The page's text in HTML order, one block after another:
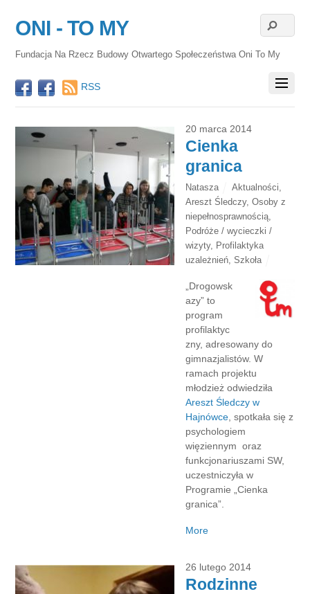
ONI - TO MY
Fundacja Na Rzecz Budowy Otwartego Społeczeństwa Oni To My
RSS
20 marca 2014
Cienka
granica
Natasza Aktualności
Areszt Śledczy,Osoby z
niepełnosprawnością
Podróże / wycieczki /
wizyty, Profilaktyka
uzależnień ,Szkoła
„Drogowsk
azy” to
program
profilaktyc
zny, adresowany do
gimnazjalistów. W
ramach projektu
młodzież odwiedziła
Areszt Śledczy w
Hajnówce , spotkała się z
psychologiem
więziennym oraz
funkcjonariuszami SW,
uczestniczyła w
Programie „Cienka
granica”.
More
26 lutego 2014
Rodzinne